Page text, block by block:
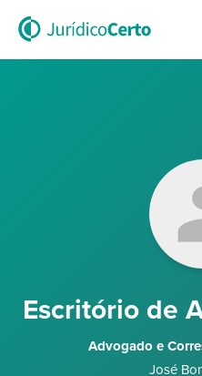
Escritório de
Advogado e
José